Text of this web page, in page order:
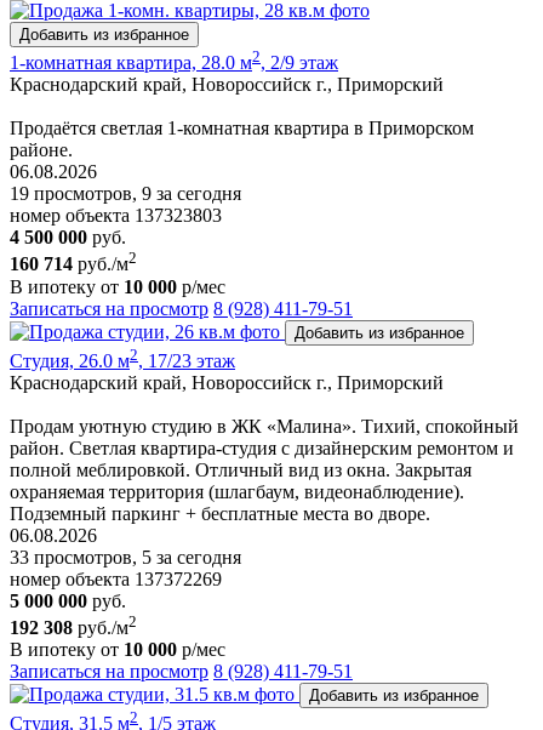
Добавить из избранное
1-комнатная квартира, 28.0 м2, 2/9 этаж
Краснодарский край, Новороссийск г., Приморский
Продаётся светлая 1-комнатная квартира в Приморском
районе.
06.08.2026
19 просмотров, 9 за сегодня
номер объекта 137323803
4 500 000 руб.
160 714 руб./м2
В ипотеку от 10 000 р/мес
Записаться на просмотр 8 (928) 411-79-51
Добавить из избранное
Студия, 26.0 м2, 17/23 этаж
Краснодарский край, Новороссийск г., Приморский
Продам уютную студию в ЖК «Малина». Тихий, спокойный
район. Светлая квартира-студия с дизайнерским ремонтом и
полной меблировкой. Отличный вид из окна. Закрытая
охраняемая территория (шлагбаум, видеонаблюдение).
Подземный паркинг + бесплатные места во дворе.
06.08.2026
33 просмотров, 5 за сегодня
номер объекта 137372269
5 000 000 руб.
192 308 руб./м2
В ипотеку от 10 000 р/мес
Записаться на просмотр 8 (928) 411-79-51
Добавить из избранное
Студия, 31.5 м2, 1/5 этаж